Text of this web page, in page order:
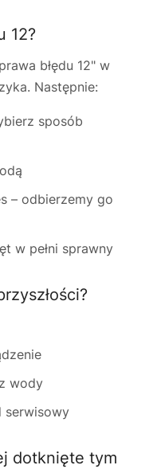
12?
błędu 12" w
Następnie:
sposób
– odbierzemy go
w pełni sprawny
wody
serwisowy
dotknięte tym